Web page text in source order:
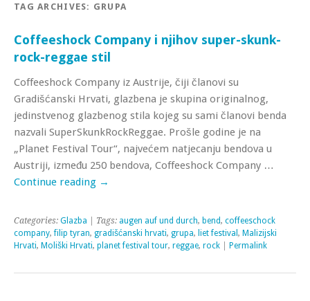
TAG ARCHIVES: GRUPA
Coffeeshock Company i njihov super-skunk-
rock-reggae stil
Coffeeshock Company iz Austrije, čiji članovi su
Gradišćanski Hrvati, glazbena je skupina originalnog,
jedinstvenog glazbenog stila kojeg su sami članovi benda
nazvali SuperSkunkRockReggae. Prošle godine je na
„Planet Festival Tour“, najvećem natjecanju bendova u
Austriji, između 250 bendova, Coffeeshock Company …
Continue reading →
Categories: Glazba | Tags: augen auf und durch, bend, coffeeschock
company,filip tyran, gradišćanski hrvati, grupa, liet festival , Malizijski
Hrvati, Moliški Hrvati, planet festival tour, reggae, rock Permalink